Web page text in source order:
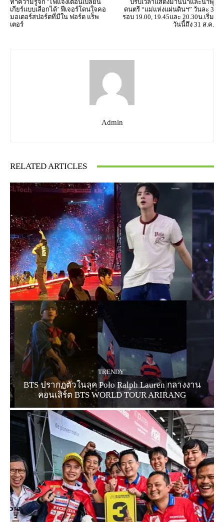
ทำความรู้จัก ‘ไฟแจ้งเตือนเปลี่ยน
เกียร์แบบเลือกได้’ ฟีเจอร์โดนใจคอ
มอเตอร์สปอร์ตที่มีใน ฟอร์ด แร็พ
เตอร์
ปรับเวลาแสดงม่านน้ำและน้ำพุ
ดนตรี “แม่แห่งแผ่นดินฯ” วันละ 3
รอบ 19.00, 19.45และ 20.30น.เริ่ม
วันนี้ถึง 31 ส.ค.
Admin
RELATED ARTICLES
TRENDY
BTS ปรากฏตัวในลุค Polo Ralph Lauren กลางงาน
คอนเสิร์ต BTS WORLD TOUR ARIRANG